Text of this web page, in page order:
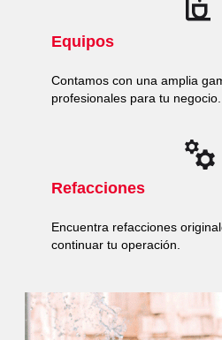
Equipos
Contamos con una amplia
profesionales para tu negocio.
Refacciones
Encuentra refacciones
continuar tu operación.